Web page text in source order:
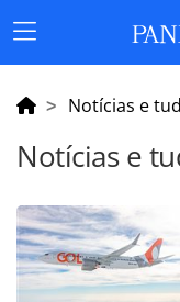
Menu
Principal
Notícias e
Notícias e